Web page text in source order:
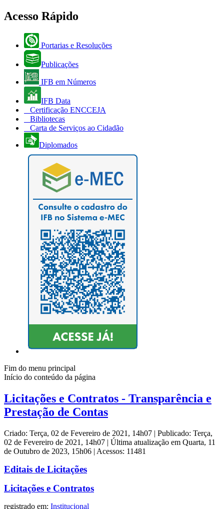
Acesso Rápido
Portarias e Resoluções
Publicações
IFB em Números
IFB Data
Certificação ENCCEJA
Bibliotecas
Carta de Serviços ao Cidadão
Diplomados
Fim do menu principal
Início do conteúdo da página
Licitações e Contratos - Transparência e
Prestação de Contas
Criado: Terça, 02 de Fevereiro de 2021, 14h07 | Publicado: Terça,
02 de Fevereiro de 2021, 14h07 | Última atualização em Quarta, 11
de Outubro de 2023, 15h06 | Acessos: 11481
Editais de Licitações
Licitações e Contratos
registrado em: Institucional